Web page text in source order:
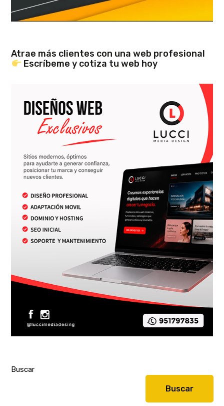
Atrae más clientes con una web profesional
Escríbeme y cotiza tu web hoy
Buscar
Buscar